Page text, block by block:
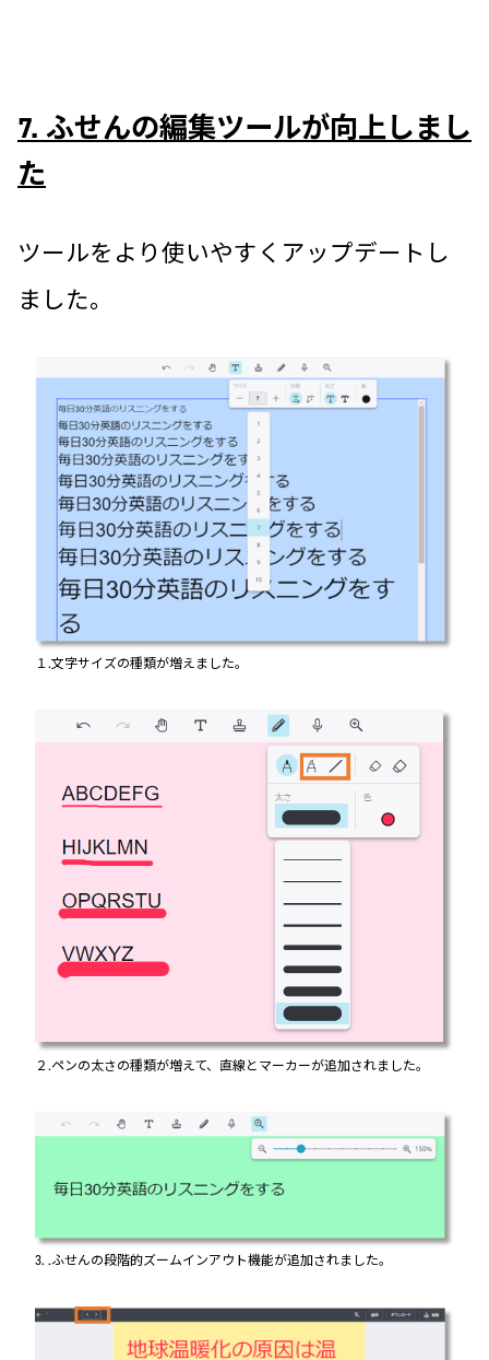
7. ふせんの編集ツールが向上しまし
た
ツールをより使いやすくアップデートし
ました。
１.文字サイズの種類が増えました。
２.ペンの太さの種類が増えて、直線とマーカーが追加されました。
3. .ふせんの段階的ズームインアウト機能が追加されました。